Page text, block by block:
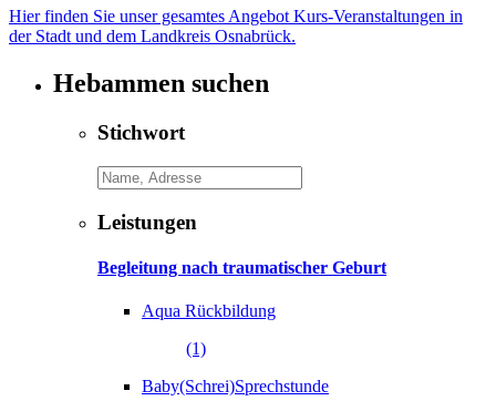
Hier finden Sie unser gesamtes Angebot Kurs-Veranstaltungen in
der Stadt und dem Landkreis Osnabrück.
Hebammen suchen
Stichwort
Leistungen
Begleitung nach traumatischer Geburt
Aqua Rückbildung
(1)
Baby(Schrei)Sprechstunde